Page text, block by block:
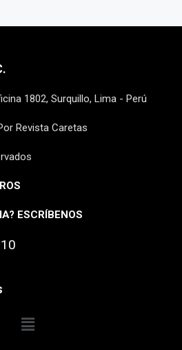
1802, Surquillo, Lima - Perú
Revista Caretas
ESCRÍBENOS